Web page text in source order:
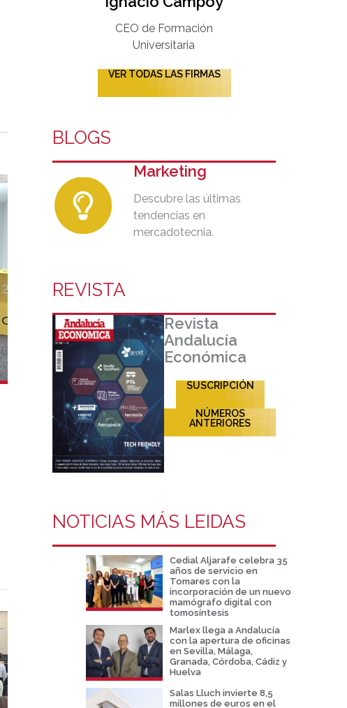
CEO de Formación
Universitaria​
VER TODAS LAS FIRMAS
BLOGS
Marketing
Descubre las últimas
tendencias en
mercadotecnia.
REVISTA
Revista
Andalucía
Económica
SUSCRIPCIÓN
NÚMEROS
ANTERIORES
NOTICIAS MÁS LEIDAS
Cedial Aljarafe celebra 35
años de servicio en
Tomares con la
incorporación de un nuevo
mamógrafo digital con
tomosíntesis
Marlex llega a Andalucía
con la apertura de oficinas
en Sevilla, Málaga,
Granada, Córdoba, Cádiz y
Huelva
Salas Lluch invierte 8,5
millones de euros en el